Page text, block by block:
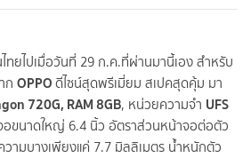
ทยไปเมื่อวันที่ 29 ก.ค.ที่ผ่านมานี้เอง สำหรับ
ก OPPOดีไซน์สุดพรีเมี่ยม สเปคสุดคุ้ม มา
720G, RAM 8GB, หน่วยความจำ UFS
อขนาดใหญ่ 6.4 นิ้ว อัตราส่วนหน้าจอต่อตัว
วามบางเพียงแค่ 7.7 มิลลิเมตร น้ำหนักตัว